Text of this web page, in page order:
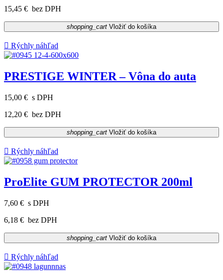
15,45 € bez DPH
shopping_cart Vložiť do košíka
 Rýchly náhľad
PRESTIGE WINTER – Vôna do auta
15,00 € s DPH
12,20 € bez DPH
shopping_cart Vložiť do košíka
 Rýchly náhľad
ProElite GUM PROTECTOR 200ml
7,60 € s DPH
6,18 € bez DPH
shopping_cart Vložiť do košíka
 Rýchly náhľad